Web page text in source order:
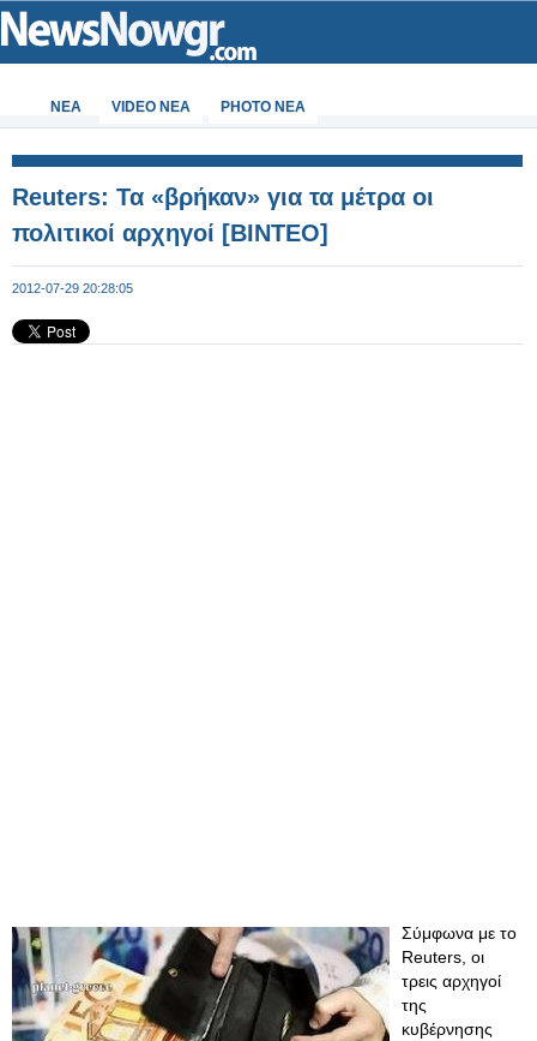
ΝΕΑ VIDEO NEA PHOTO NEA
Reuters: Τα «βρήκαν» για τα μέτρα οι
πολιτικοί αρχηγοί [ΒΙΝΤΕΟ]
2012-07-29 20:28:05
Σύμφωνα με το
Reuters, οι
τρεις αρχηγοί
της
κυβέρνησης